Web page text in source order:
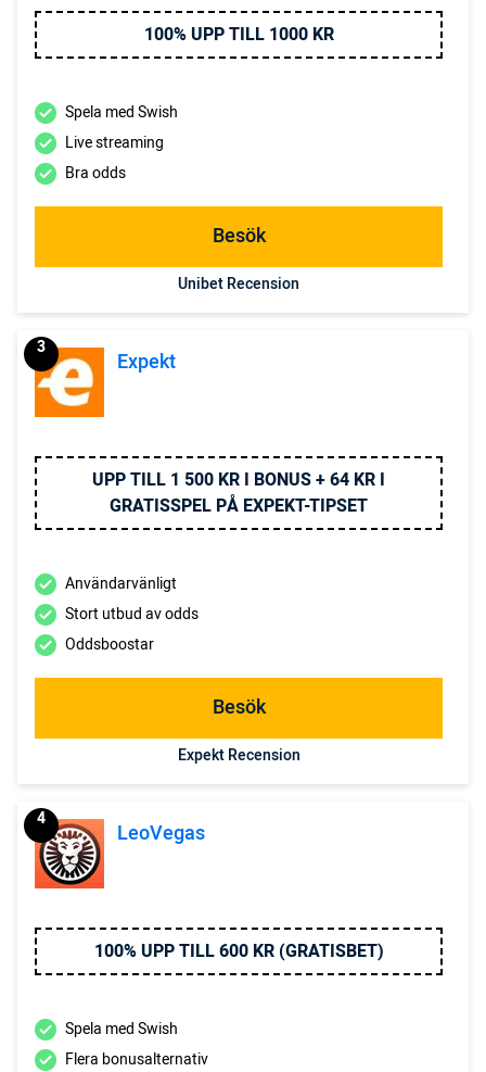
100% UPP TILL 1000 KR
Spela med Swish
Live streaming
Bra odds
Besök
Unibet Recension
Expekt
3
UPP TILL 1 500 KR I BONUS + 64 KR I
GRATISSPEL PÅ EXPEKT-TIPSET
Användarvänligt
Stort utbud av odds
Oddsboostar
Besök
Expekt Recension
LeoVegas
4
100% UPP TILL 600 KR (GRATISBET)
Spela med Swish
Flera bonusalternativ